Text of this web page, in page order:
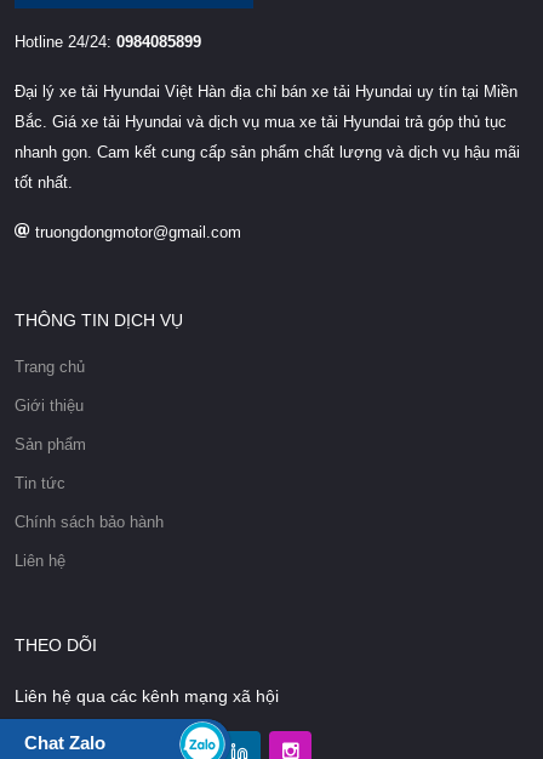
Hotline 24/24: 0984085899
Đại lý xe tải Hyundai Việt Hàn địa chỉ bán xe tải Hyundai uy tín tại Miền
Bắc. Giá xe tải Hyundai và dịch vụ mua xe tải Hyundai trả góp thủ tục
nhanh gọn. Cam kết cung cấp sản phẩm chất lượng và dịch vụ hậu mãi
tốt nhất.
truongdongmotor@gmail.com
THÔNG TIN DỊCH VỤ
Trang chủ
Giới thiệu
Sản phẩm
Tin tức
Chính sách bảo hành
Liên hệ
THEO DÕI
Liên hệ qua các kênh mạng xã hội
Chat Zalo